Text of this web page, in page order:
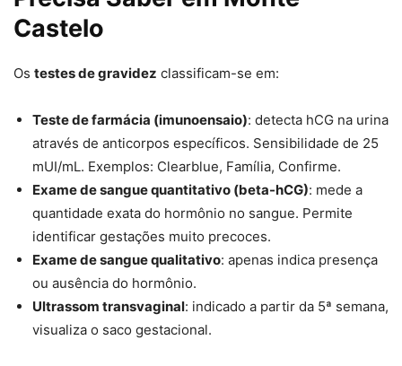
Castelo
Os testes de gravidez classificam-se em:
Teste de farmácia (imunoensaio): detecta hCG na urina
através de anticorpos específicos. Sensibilidade de 25
mUI/mL. Exemplos: Clearblue, Família, Confirme.
Exame de sangue quantitativo (beta-hCG): mede a
quantidade exata do hormônio no sangue. Permite
identificar gestações muito precoces.
Exame de sangue qualitativo: apenas indica presença
ou ausência do hormônio.
Ultrassom transvaginal: indicado a partir da 5ª semana,
visualiza o saco gestacional.